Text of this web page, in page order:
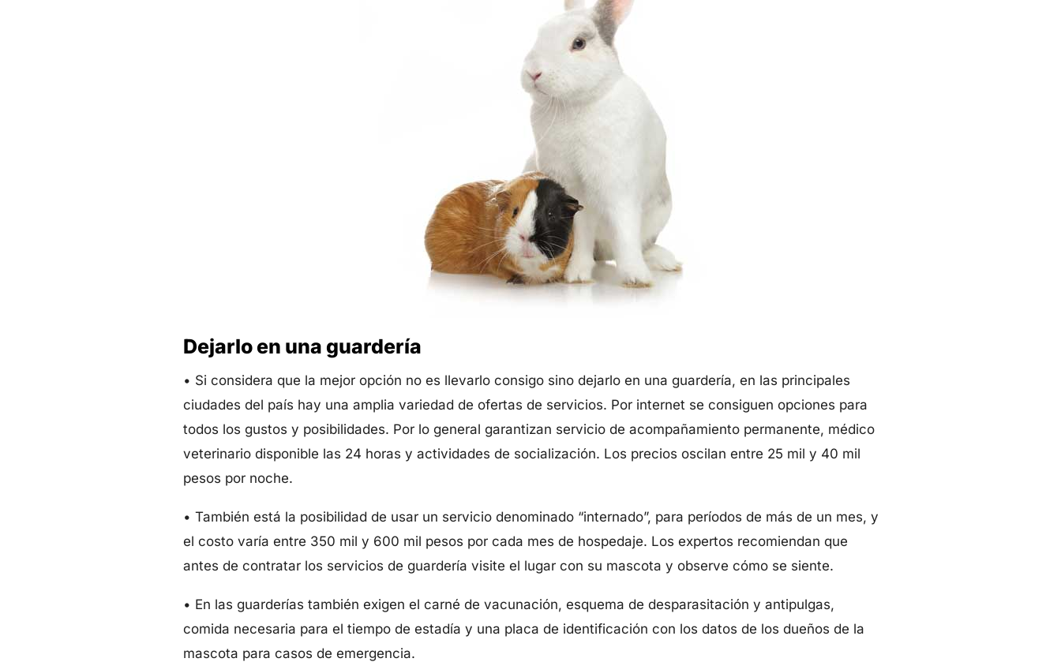
Dejarlo en una guardería
• Si considera que la mejor opción no es llevarlo consigo sino dejarlo en una guardería, en las principales
ciudades del país hay una amplia variedad de ofertas de servicios. Por internet se consiguen opciones para
todos los gustos y posibilidades. Por lo general garantizan servicio de acompañamiento permanente, médico
veterinario disponible las 24 horas y actividades de socialización. Los precios oscilan entre 25 mil y 40 mil
pesos por noche.
• También está la posibilidad de usar un servicio denominado “internado”, para períodos de más de un mes, y
el costo varía entre 350 mil y 600 mil pesos por cada mes de hospedaje. Los expertos recomiendan que
antes de contratar los servicios de guardería visite el lugar con su mascota y observe cómo se siente.
• En las guarderías también exigen el carné de vacunación, esquema de desparasitación y antipulgas,
comida necesaria para el tiempo de estadía y una placa de identificación con los datos de los dueños de la
mascota para casos de emergencia.